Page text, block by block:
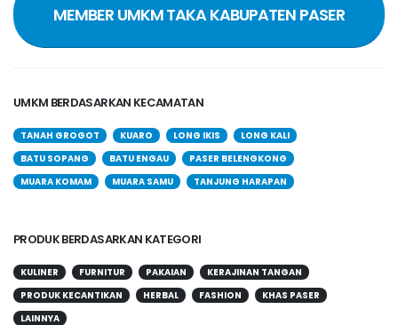
MEMBER UMKM TAKA KABUPATEN PASER
UMKM BERDASARKAN KECAMATAN
TANAH GROGOT KUARO LONG IKIS
LONG KALI
BATU SOPANG
BATU ENGAU
PASER BELENGKONG
MUARA KOMAM
MUARA SAMU TANJUNG HARAPAN
PRODUK BERDASARKAN KATEGORI
KULINER FURNITUR PAKAIAN
KERAJINAN TANGAN
PRODUK KECANTIKAN
HERBAL FASHION
KHAS PASER
LAINNYA